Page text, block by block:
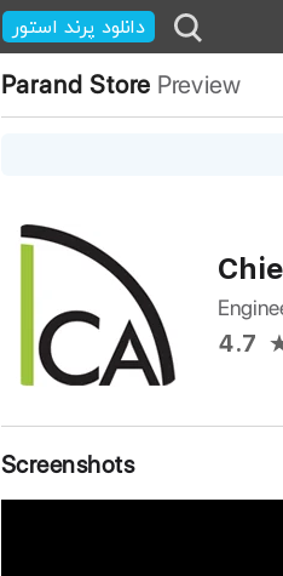
دانلود پرند استور
Parand Store Preview
4.7
Screenshots